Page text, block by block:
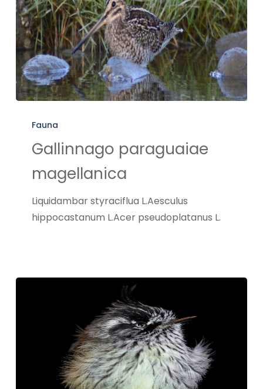
paraguaiae
magellanica
Fauna
Gallinnago paraguaiae
magellanica
Liquidambar styraciflua L.Aesculus
hippocastanum L.Acer pseudoplatanus L.